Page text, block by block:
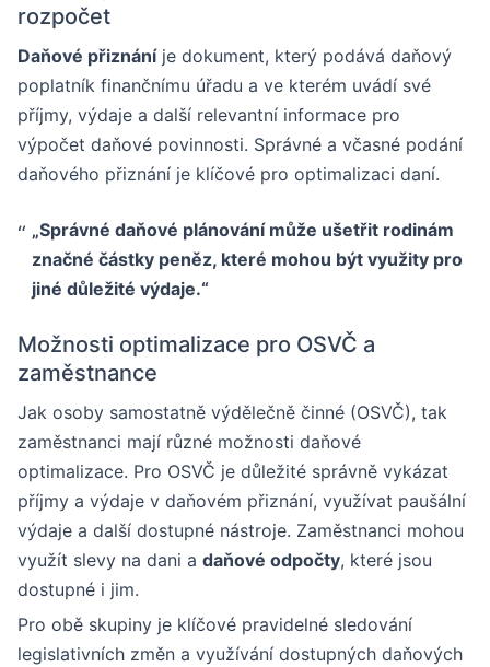
rozpočet
Daňové přiznáníje dokument, který podává daňový
poplatník finančnímu úřadu a ve kterém uvádí své
příjmy, výdaje a další relevantní informace pro
výpočet daňové povinnosti. Správné a včasné podání
daňového přiznání je klíčové pro optimalizaci daní.
„Správné daňové plánování může ušetřit rodinám
značné částky peněz, které mohou být využity pro
jiné důležité výdaje.“
Možnosti optimalizace pro OSVČ a
zaměstnance
Jak osoby samostatně výdělečně činné (OSVČ), tak
zaměstnanci mají různé možnosti daňové
optimalizace. Pro OSVČ je důležité správně vykázat
příjmy a výdaje v daňovém přiznání, využívat paušální
výdaje a další dostupné nástroje. Zaměstnanci mohou
využít slevy na dani a daňové odpočty, které jsou
dostupné i jim.
Pro obě skupiny je klíčové pravidelné sledování
legislativních změn a využívání dostupných daňových